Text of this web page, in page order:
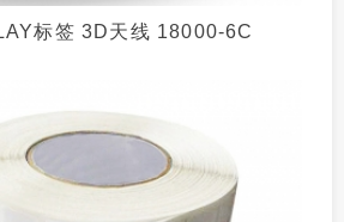
标签 3D天线 18000-6C